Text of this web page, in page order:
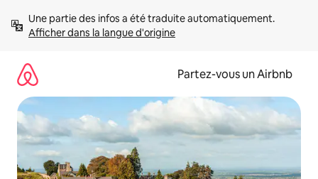
directement
Afficher dans la langue d'origine
Partez-vous un Airbnb